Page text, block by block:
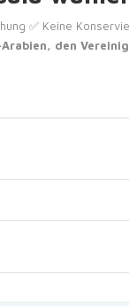
✅ Keine
den